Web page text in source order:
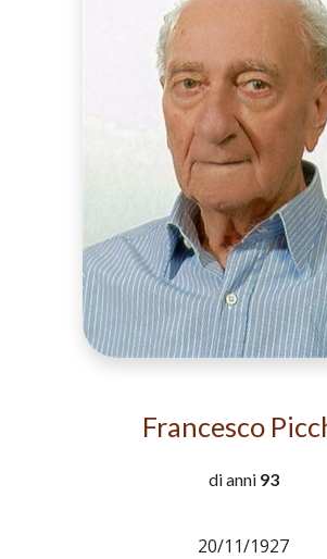
Francesco
di anni 93
20/11/1927